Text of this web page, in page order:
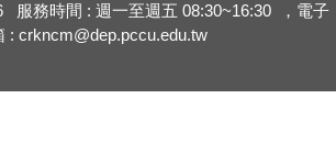
服務時間 : 週一至週五 08:30~16:30 ，電子
: crkncm@dep.pccu.edu.tw